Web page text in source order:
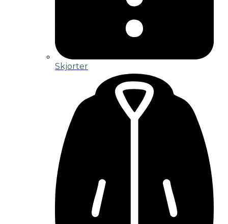
Skjorter